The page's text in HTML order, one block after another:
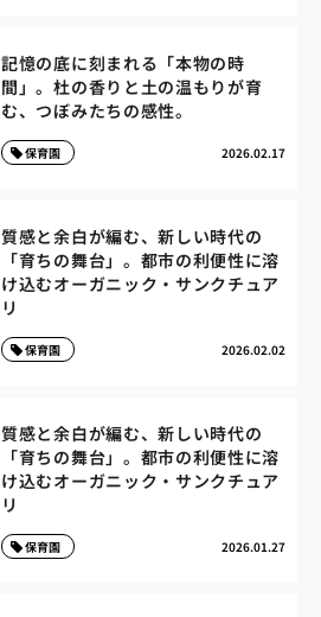
記憶の底に刻まれる「本物の時
間」。杜の香りと土の温もりが育
む、つぼみたちの感性。
2026.02.17
保育園
質感と余白が編む、新しい時代の
「育ちの舞台」。都市の利便性に溶
け込むオーガニック・サンクチュア
リ
2026.02.02
保育園
質感と余白が編む、新しい時代の
「育ちの舞台」。都市の利便性に溶
け込むオーガニック・サンクチュア
リ
2026.01.27
保育園